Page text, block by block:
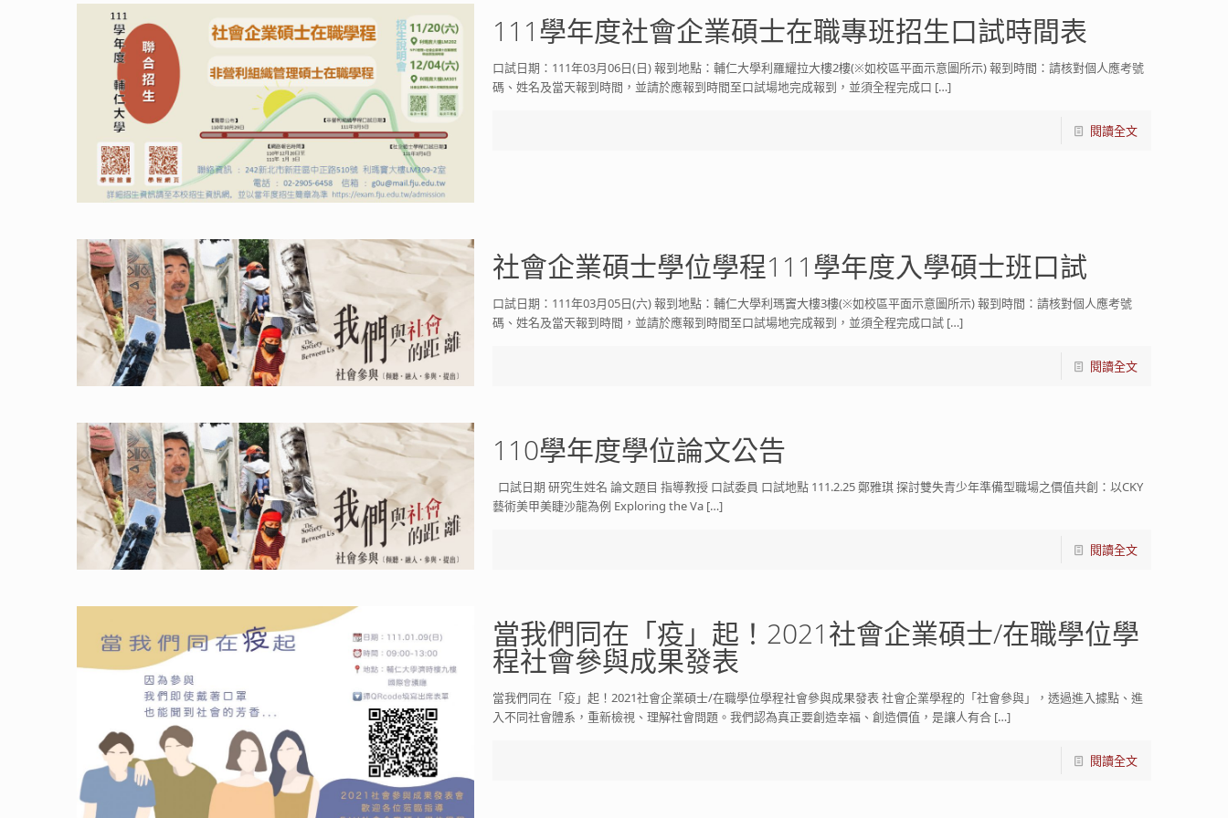
111學年度社會企業碩士在職專班招生口試時間表
口試日期：111年03月06日(日) 報到地點：輔仁大學利羅耀拉大樓2樓(※如校區平面示意圖所示) 報到時間：請核對個人應考號
碼、姓名及當天報到時間，並請於應報到時間至口試場地完成報到，並須全程完成口 […]
閱讀全文
社會企業碩士學位學程111學年度入學碩士班口試
口試日期：111年03月05日(六) 報到地點：輔仁大學利瑪竇大樓3樓(※如校區平面示意圖所示) 報到時間：請核對個人應考號
碼、姓名及當天報到時間，並請於應報到時間至口試場地完成報到，並須全程完成口試 […]
閱讀全文
110學年度學位論文公告
口試日期 研究生姓名 論文題目 指導教授 口試委員 口試地點 111.2.25 鄭雅琪 探討雙失青少年準備型職場之價值共創：以CKY
藝術美甲美睫沙龍為例 Exploring the Va […]
閱讀全文
當我們同在「疫」起！2021社會企業碩士/在職學位學
程社會參與成果發表
當我們同在「疫」起！2021社會企業碩士/在職學位學程社會參與成果發表 社會企業學程的「社會參與」，透過進入據點、進
入不同社會體系，重新檢視、理解社會問題。我們認為真正要創造幸福、創造價值，是讓人有合 […]
閱讀全文